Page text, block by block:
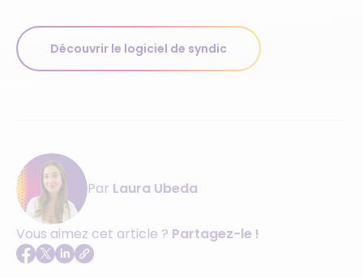
Découvrir le logiciel de syndic
Par Laura Ubeda
Vous aimez cet article ? Partagez-le !